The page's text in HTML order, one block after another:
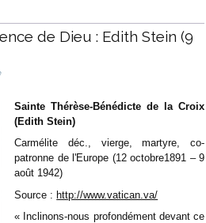
de Dieu : Edith Stein (9
Sainte Thérèse-Bénédicte de la Croix
(Edith Stein)
Carmélite déc., vierge, martyre, co-
patronne de l'Europe (12 octobre1891 – 9
août 1942)
Source : http://www.vatican.va/
« Inclinons-nous profondément devant ce